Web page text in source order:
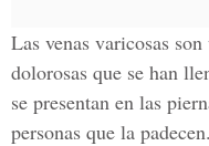
Las venas varicosas
dolorosas que se han
se presentan en las
personas que la padecen.